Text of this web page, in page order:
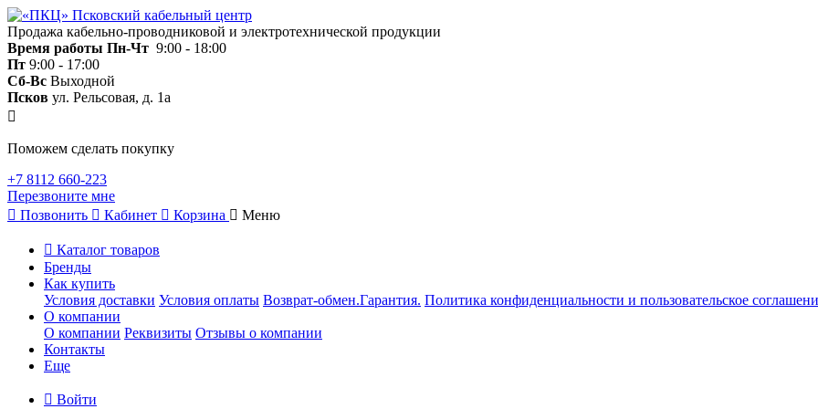
Продажа кабельно-проводниковой и электротехнической продукции
Время работы Пн-Чт 9:00 - 18:00
Пт 9:00 - 17:00
Сб-Вс Выходной
Псков ул. Рельсовая, д. 1а
Поможем сделать покупку
+7 8112 660-223
Перезвоните мне
Позвонить
Кабинет Корзина Меню
Каталог товаров
Бренды
Как купить
Условия доставки Условия оплаты Возврат-обмен.Гарантия. Политика конфиденциальности и пользовательское
О компании
О компании Реквизиты Отзывы о компании
Контакты
Еще
Войти